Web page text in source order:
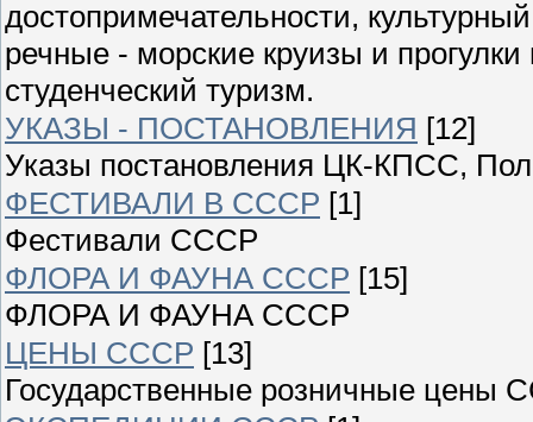
достопримечательности,
речные - морские круизы и
студенческий туризм.
УКАЗЫ - ПОСТАНОВЛЕНИЯ [12]
Указы постановления ЦК-КПСС,
ФЕСТИВАЛИ В СССР [1]
Фестивали СССР
ФЛОРА И ФАУНА СССР [15]
ФЛОРА И ФАУНА СССР
ЦЕНЫ СССР [13]
Государственные розничные цены